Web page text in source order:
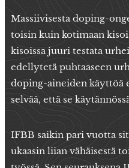
Massiivisesta doping-
toisin kuin kotimaan
kisoissa juuri testata
edellytetä puhtaaseen
doping-aineiden käyttöä
selvää, että se
IFBB saikin pari vuotta
ukaasin liian vähäisestä